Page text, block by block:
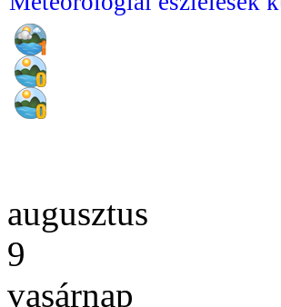
augusztus
9
vasárnap